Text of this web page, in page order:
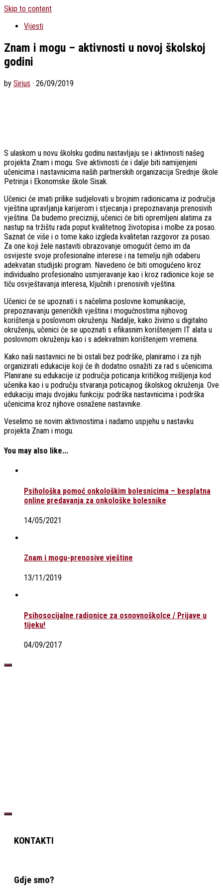
Skip to content
Vijesti
Znam i mogu – aktivnosti u novoj školskoj
godini
by Sirius · 26/09/2019
S ulaskom u novu školsku godinu nastavljaju se i aktivnosti našeg
projekta Znam i mogu. Sve aktivnosti će i dalje biti namijenjeni
učenicima i nastavnicima naših partnerskih organizacija Srednje škole
Petrinja i Ekonomske škole Sisak.
Učenici će imati prilike sudjelovati u brojnim radionicama iz područja
vještina upravljanja karijerom i stjecanja i prepoznavanja prenosivih
vještina. Da budemo precizniji, učenici će biti opremljeni alatima za
nastup na tržištu rada poput kvalitetnog životopisa i molbe za posao.
Saznat će više i o tome kako izgleda kvalitetan razgovor za posao.
Za one koji žele nastaviti obrazovanje omogućit ćemo im da
osvijeste svoje profesionalne interese i na temelju njih odaberu
adekvatan studijski program. Navedeno će biti omogućeno kroz
individualno profesionalno usmjeravanje kao i kroz radionice koje se
tiču osvještavanja interesa, ključnih i prenosivih vještina.
Učenici će se upoznati i s načelima poslovne komunikacije,
prepoznavanju generičkih vještina i mogućnostima njihovog
korištenja u poslovnom okruženju. Nadalje, kako živimo u digitalno
okruženju, učenici će se upoznati s efikasnim korištenjem IT alata u
poslovnom okruženju kao i s adekvatnim korištenjem vremena.
Kako naši nastavnici ne bi ostali bez podrške, planiramo i za njih
organizirati edukacije koji će ih dodatno osnažiti za rad s učenicima.
Planirane su edukacije iz područja poticanja kritičkog mišljenja kod
učenika kao i u području stvaranja poticajnog školskog okruženja. Ove
edukaciju imaju dvojaku funkciju: podrška nastavnicima i podrška
učenicima kroz njihove osnažene nastavnike.
Veselimo se novim aktivnostima i nadamo uspjehu u nastavku
projekta Znam i mogu.
You may also like...
Psihološka pomoć onkološkim bolesnicima – besplatna
online predavanja za onkološke bolesnike
14/05/2021
Znam i mogu-prenosive vještine
13/11/2019
Psihosocijalne radionice za osnovnoškolce / Prijave u
tijeku!
04/09/2017
KONTAKTI
Gdje smo?